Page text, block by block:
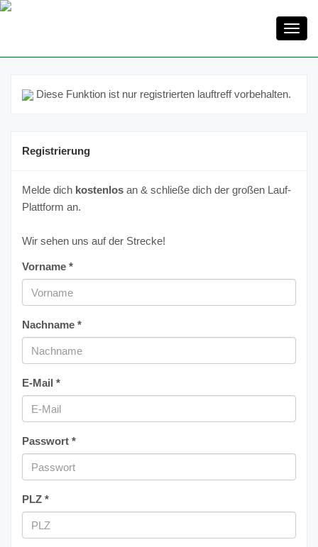
Diese Funktion ist nur registrierten lauftreff vorbehalten.
Registrierung
Melde dich kostenlos an & schließe dich der großen Lauf-
Plattform an.
Wir sehen uns auf der Strecke!
Vorname *
Nachname *
E-Mail *
Passwort *
PLZ *